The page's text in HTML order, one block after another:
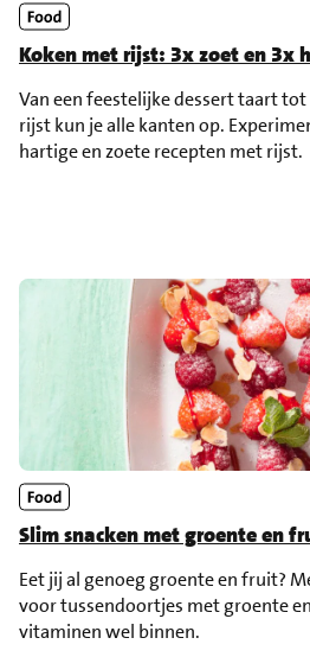
Koken met rijst: 3x zoet en 3x
Van een feestelijke dessert taart
rijst kun je alle kanten op.
hartige en zoete recepten met rijst.
Slim snacken met groente en
Eet jij al genoeg groente en fruit?
voor tussendoortjes met groente
vitaminen wel binnen.